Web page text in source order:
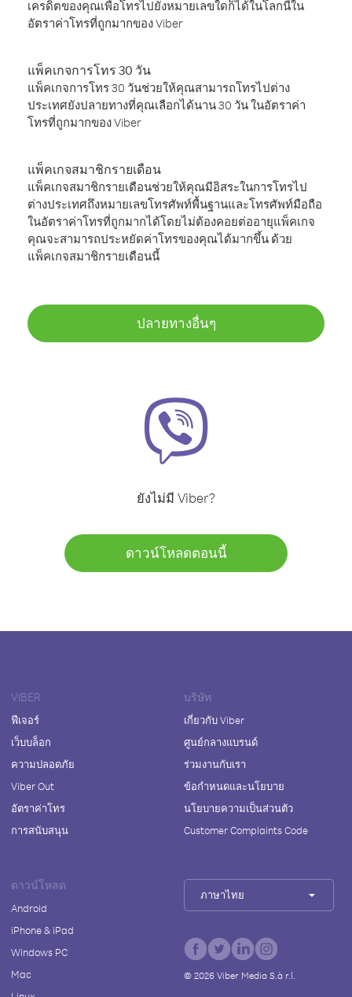
เครดิตของคุณเพื่อโทรไปยังหมายเลขใดก็ได้ในโลกนี้ใน
อัตราค่าโทรที่ถูกมากของ Viber
แพ็คเกจการโทร 30 วัน
แพ็คเกจการโทร 30 วันช่วยให้คุณสามารถโทรไปต่าง
ประเทศยังปลายทางที่คุณเลือกได้นาน 30 วัน ในอัตราค่า
โทรที่ถูกมากของ Viber
แพ็คเกจสมาชิกรายเดือน
แพ็คเกจสมาชิกรายเดือนช่วยให้คุณมีอิสระในการโทรไป
ต่างประเทศถึงหมายเลขโทรศัพท์พื้นฐานและโทรศัพท์มือถือ
ในอัตราค่าโทรที่ถูกมากได้โดยไม่ต้องคอยต่ออายุแพ็คเกจ
คุณจะสามารถประหยัดค่าโทรของคุณได้มากขึ้น ด้วย
แพ็คเกจสมาชิกรายเดือนนี้
ปลายทางอื่นๆ
ยังไม่มี Viber?
ดาวน์โหลดตอนนี้
VIBER
ฟีเจอร์
เว็บบล็อก
ความปลอดภัย
Viber Out
อัตราค่าโทร
การสนับสนุน
บริษัท
เกี่ยวกับ Viber
ศูนย์กลางแบรนด์
ร่วมงานกับเรา
ข้อกำหนดและนโยบาย
นโยบายความเป็นส่วนตัว
Customer Complaints Code
ดาวน์โหลด
Android
iPhone & iPad
Windows PC
Mac
ภาษาไทย
© 2026Viber Media S.à r.l.